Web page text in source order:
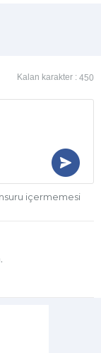
Kalan karakter : 450
içermemesi